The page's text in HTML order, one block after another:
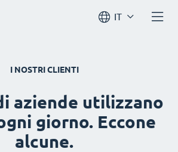
IT
I NOSTRI CLIENTI
aziende utilizzano
giorno. Eccone
alcune.